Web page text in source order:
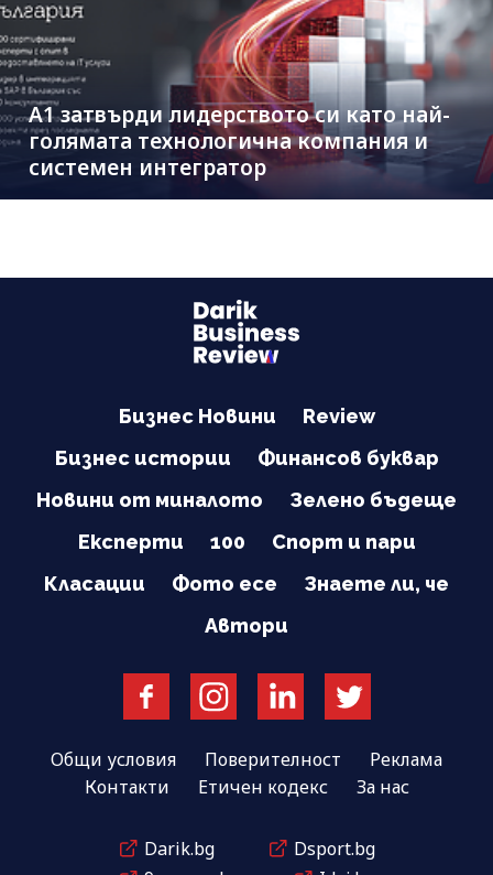
А1 затвърди лидерството си като най-
голямата технологична компания и
системен интегратор
Бизнес Новини
Review
Бизнес истории
Финансов буквар
Новини от миналото
Зелено бъдеще
Експерти
100
Спорт и пари
Класации
Фото есе
Знаете ли, че
Автори
Общи условия Поверителност
Реклама
Контакти
Етичен кодекс За нас
Darik.bg
Dsport.bg